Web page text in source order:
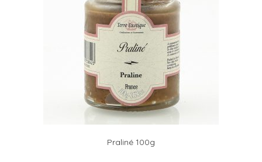
Praliné 100g